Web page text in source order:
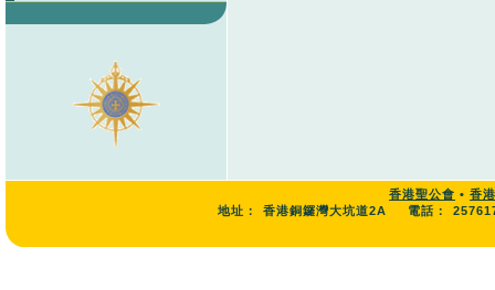
香港聖公會 • 香
地址：
香港銅鑼灣大坑道2A 電話：